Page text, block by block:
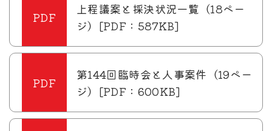
上程議案と採決状況一覧（18ペー
ジ）[PDF：587KB]
第144回臨時会と人事案件（19ペー
ジ）[PDF：600KB]